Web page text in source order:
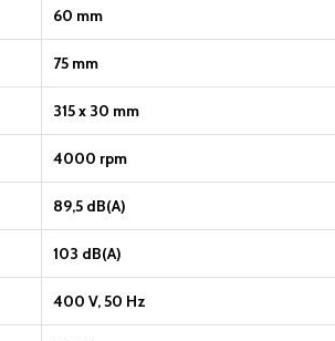
60 mm
75 mm
315 x 30 mm
4000 rpm
89,5 dB(A)
103 dB(A)
400 V, 50 Hz